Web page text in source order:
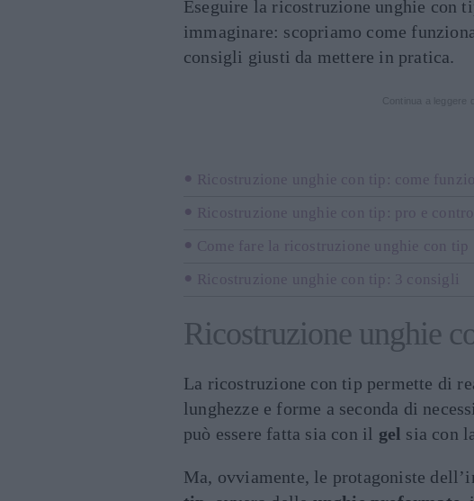
Eseguire la ricostruzione unghie con
immaginare: scopriamo come
consigli giusti da mettere in pratica.
Ricostruzione unghie con tip: come
Ricostruzione unghie con tip: pro e contro
Come fare la ricostruzione unghie con tip
Ricostruzione unghie con tip: 3 consigli
Ricostruzione unghie
La ricostruzione con tip permette di
lunghezze e forme a seconda di
può essere fatta sia con il gel sia con
Ma, ovviamente, le protagoniste